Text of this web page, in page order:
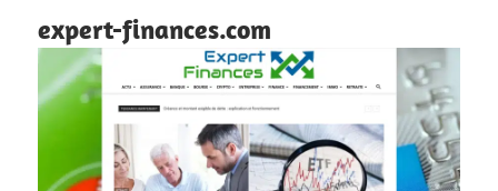
expert-finances.com